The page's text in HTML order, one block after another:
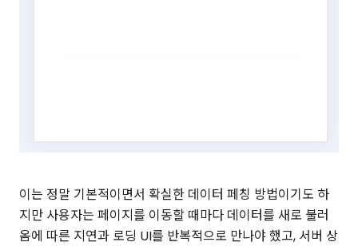
이는 정말 기본적이면서 확실한 데이터 페칭 방법이기도 하
지만 사용자는 페이지를 이동할 때마다 데이터를 새로 불러
옴에 따른 지연과 로딩 UI를 반복적으로 만나야 했고, 서버 상